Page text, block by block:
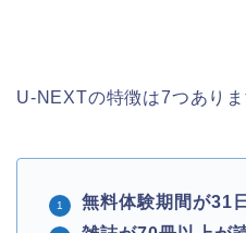
U-NEXTの特徴は7つありま
無料体験期間が31